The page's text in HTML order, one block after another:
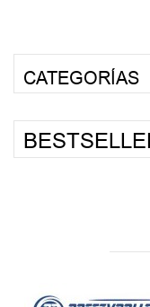
CATEGORÍAS